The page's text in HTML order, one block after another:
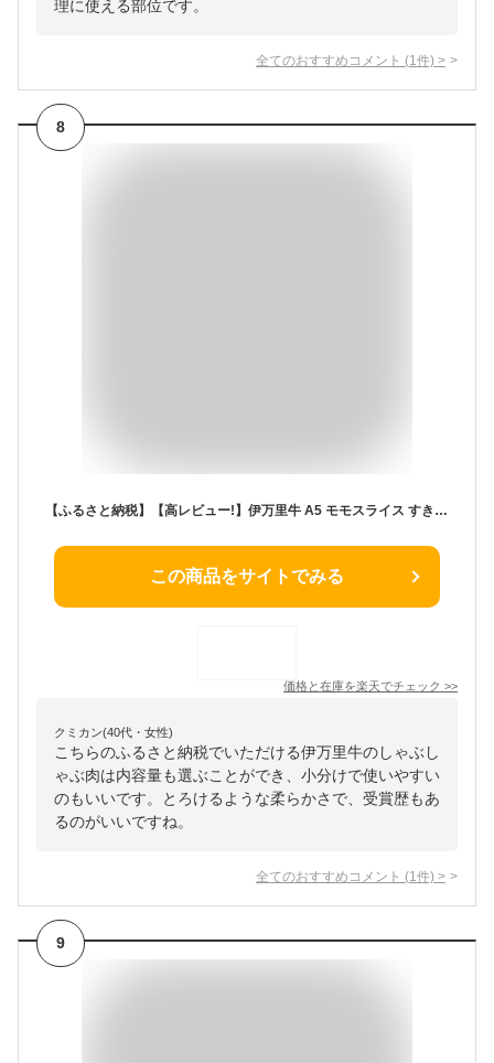
理に使える部位です。
全てのおすすめコメント (1 件) >
8
【ふるさと納税】【高レビュー!】伊万里牛 A5 モモスライス すき焼き しゃぶしゃぶ 焼肉用 由緒ある枝肉共励会で最高位を受賞した最高級の黒毛和牛 ＜内容量が選べる／400g～1.2kg＞【 佐賀牛 牛肉 ブランド牛 A5ランク 小分け バーベキュー 焼き肉 】
この商品をサイトでみる
価格と在庫を楽天でチェック >>
クミカン(40代・女性)
こちらのふるさと納税でいただける伊万里牛のしゃぶし
ゃぶ肉は内容量も選ぶことができ、小分けで使いやすい
のもいいです。とろけるような柔らかさで、受賞歴もあ
るのがいいですね。
全てのおすすめコメント (1 件) >
9